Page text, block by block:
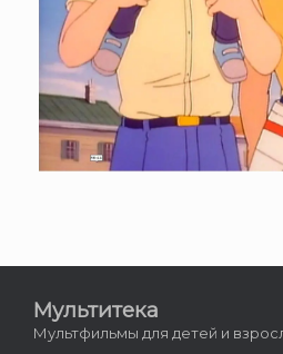
Мультитека
Мультфильмы для детей и